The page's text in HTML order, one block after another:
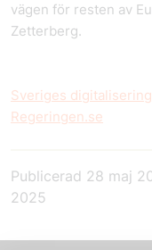
vägen för resten av
Zetterberg.
Sveriges
Regeringen.se
Publicerad 28 maj
2025